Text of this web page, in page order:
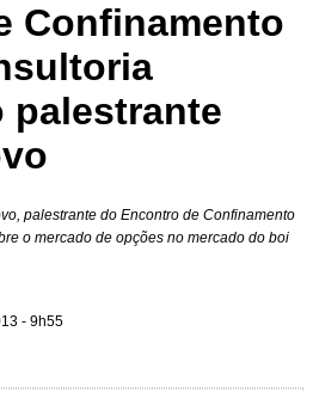
Confinamento
palestrante
palestrante do Encontro de Confinamento
o mercado de opções no mercado do boi
- 9h55